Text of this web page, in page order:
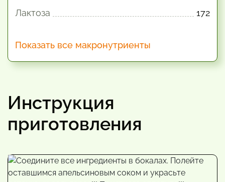
Лактоза
172
Показать все макронутриенты
Инструкция
приготовления